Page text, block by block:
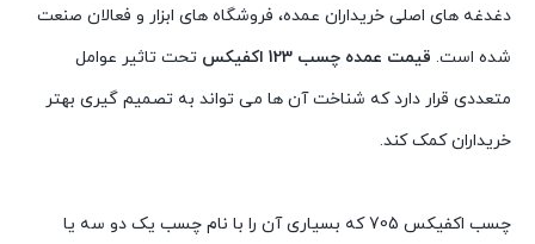
دغدغه های اصلی خریداران عمده، فروشگاه های ابزار و فعالان صنعت
شده است. قیمت عمده چسب 123 اکفیکس
تحت تاثیر عوامل
متعددی قرار دارد که شناخت آن ها می تواند به تصمیم گیری بهتر
خریداران کمک کند.
چسب اکفیکس 705 که بسیاری آن را با نام چسب یک دو سه یا